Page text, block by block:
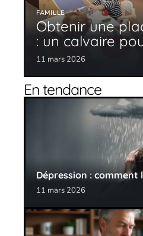
FAMILLE
Obtenir une
: un calvaire
11 mars 2026
En tendance
Dépression : comment
11 mars 2026